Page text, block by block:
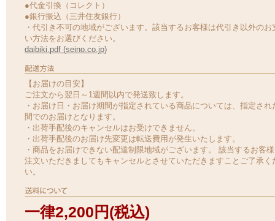
●代金引換（コレクト）
●銀行振込（三井住友銀行）
・代引き不可の地域がございます。該当するお客様は代引き以外のお
い方法をお選びください。
daibiki.pdf (seino.co.jp)
【お届けの目安】
ご注文から翌日～1週間以内で発送致します。
・お届け日・お届け期間が指定されている商品については、指定され
間でのお届けとなります。
・出荷手配後のキャンセルはお受けできません。
・出荷手配後のお届け先変更は転送費用が発生いたします。
・商品をお届けできない配達制限地域がございます。 該当するお客
注文いただきましてもキャンセルとさせていただきますことご了承く
い。
一律2,200円(税込)